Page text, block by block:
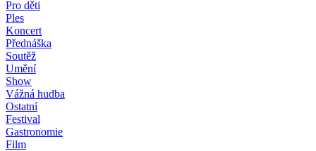
Pro děti
Ples
Koncert
Přednáška
Soutěž
Umění
Show
Vážná hudba
Ostatní
Festival
Gastronomie
Film